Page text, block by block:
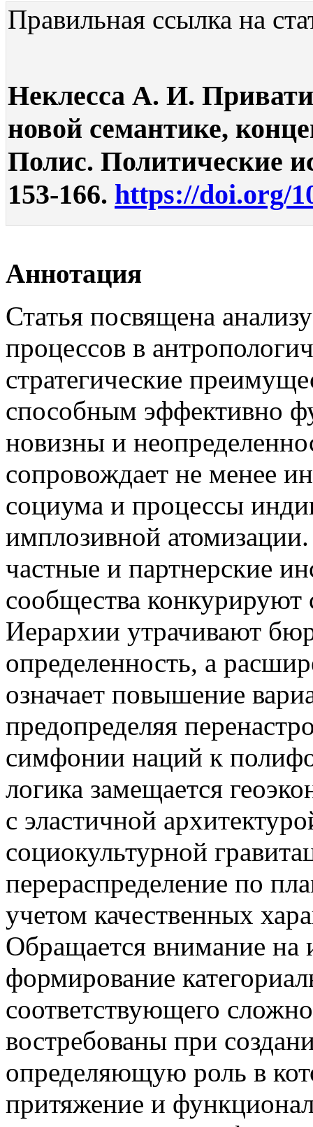
Правильная ссылка на
Неклесса А. И.
новой семантике,
Полис. Политические
153-166. https://doi.org/
Аннотация
Статья посвящена
процессов в
стратегические
способным эффективно
новизны и
сопровождает не менее
социума и процессы
имплозивной
частные и партнерские
сообщества
Иерархии утрачивают
определенность, а
означает повышение
предопределяя
симфонии наций к
логика замещается
с эластичной
социокультурной
перераспределение по
учетом качественных
Обращается внимание на
формирование
соответствующего
востребованы при
определяющую роль в
притяжение и